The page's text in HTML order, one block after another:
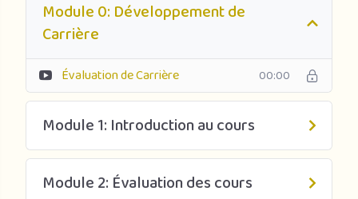
Module 0: Développement de
Carrière
Évaluation de Carrière 00:00
Module 1: Introduction au cours
Module 2: Évaluation des cours